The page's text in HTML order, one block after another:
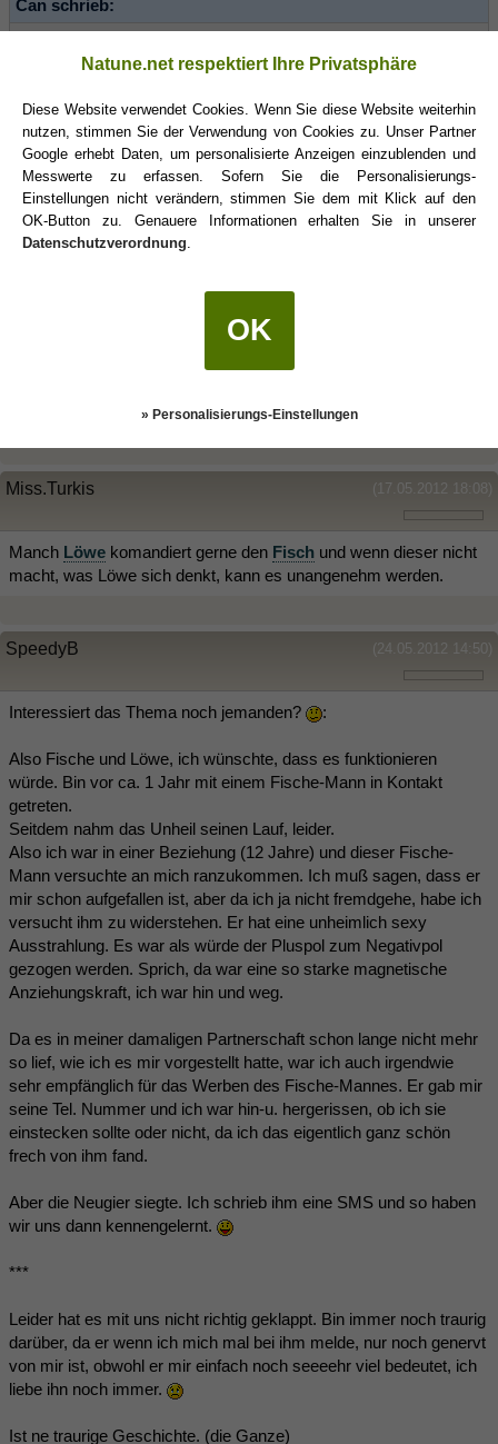
Can schrieb:
... schmunzel ...
(08.11.2011 21:59)
Shangri-La
... allein das "Aua" auf mein spaßig gemeintes Beissen war
(17.05.2012 18:08)
Miss.Turkis
Manch Löwe komandiert gerne den Fisch und wenn dieser nicht
macht, was Löwe sich denkt, kann es unangenehm werden.
(24.05.2012 14:50)
SpeedyB
Interessiert das Thema noch jemanden? :
Also Fische und Löwe, ich wünschte, dass es funktionieren
würde. Bin vor ca. 1 Jahr mit einem Fische-Mann in Kontakt
getreten.
Seitdem nahm das Unheil seinen Lauf, leider.
Also ich war in einer Beziehung (12 Jahre) und dieser Fische-
Mann versuchte an mich ranzukommen. Ich muß sagen, dass er
mir schon aufgefallen ist, aber da ich ja nicht fremdgehe, habe ich
versucht ihm zu widerstehen. Er hat eine unheimlich sexy
Ausstrahlung. Es war als würde der Pluspol zum Negativpol
gezogen werden. Sprich, da war eine so starke magnetische
Anziehungskraft, ich war hin und weg.
Da es in meiner damaligen Partnerschaft schon lange nicht mehr
so lief, wie ich es mir vorgestellt hatte, war ich auch irgendwie
sehr empfänglich für das Werben des Fische-Mannes. Er gab mir
seine Tel. Nummer und ich war hin-u. hergerissen, ob ich sie
einstecken sollte oder nicht, da ich das eigentlich ganz schön
frech von ihm fand.
Aber die Neugier siegte. Ich schrieb ihm eine SMS und so haben
wir uns dann kennengelernt.
***
Leider hat es mit uns nicht richtig geklappt. Bin immer noch traurig
darüber, da er wenn ich mich mal bei ihm melde, nur noch genervt
von mir ist, obwohl er mir einfach noch seeeehr viel bedeutet, ich
liebe ihn noch immer.
Ist ne traurige Geschichte. (die Ganze)
Natune.net respektiert Ihre Privatsphäre
Diese Website verwendet Cookies. Wenn Sie diese Website weiterhin
nutzen, stimmen Sie der Verwendung von Cookies zu. Unser Partner
Google erhebt Daten, um personalisierte Anzeigen einzublenden und
Messwerte zu erfassen. Sofern Sie die Personalisierungs-
Einstellungen nicht verändern, stimmen Sie dem mit Klick auf den
OK-Button zu. Genauere Informationen erhalten Sie in unserer
Datenschutzverordnung
OK
» Personalisierungs-Einstellungen